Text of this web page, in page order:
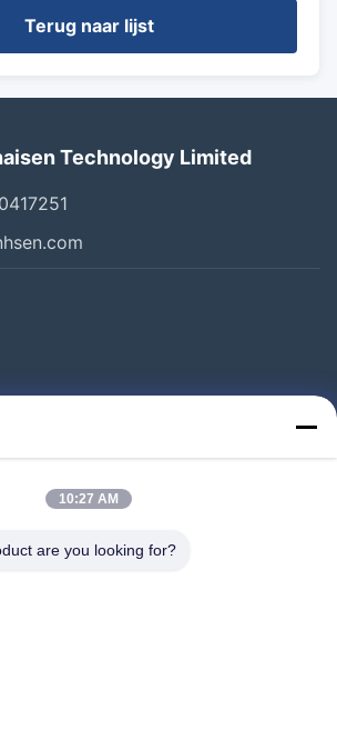
Terug naar lijst
Technology Limited
10:27 AM
are you looking for?